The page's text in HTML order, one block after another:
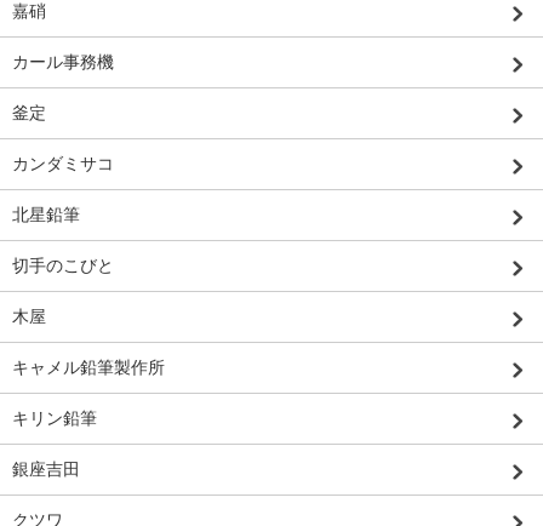
嘉硝
カール事務機
釜定
カンダミサコ
北星鉛筆
切手のこびと
木屋
キャメル鉛筆製作所
キリン鉛筆
銀座吉田
クツワ